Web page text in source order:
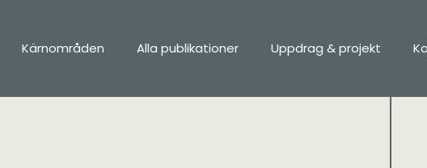
Kärnområden Alla publikationer Uppdrag & projekt